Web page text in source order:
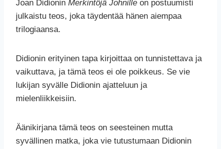
Joan Didionin Merkintöjä Johnille on postuumisti
julkaistu teos, joka täydentää hänen aiempaa
trilogiaansa.
Didionin erityinen tapa kirjoittaa on tunnistettava ja
vaikuttava, ja tämä teos ei ole poikkeus. Se vie
lukijan syvälle Didionin ajatteluun ja
mielenliikkeisiin.
Äänikirjana tämä teos on seesteinen mutta
syvällinen matka, joka vie tutustumaan Didionin